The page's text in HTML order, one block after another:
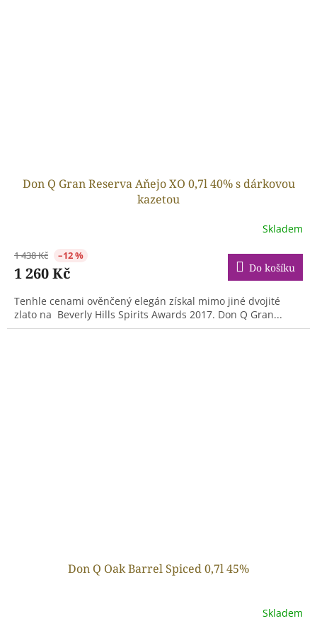
Don Q Gran Reserva Aňejo XO 0,7l 40% s dárkovou
kazetou
Skladem
1 438 Kč –12 %
1 260 Kč Do košíku
Tenhle cenami ověnčený elegán získal mimo jiné dvojité
zlato na Beverly Hills Spirits Awards 2017. Don Q Gran...
Don Q Oak Barrel Spiced 0,7l 45%
Skladem